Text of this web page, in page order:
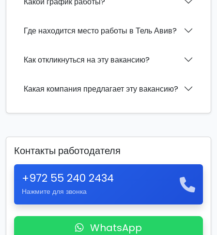
Где находится место работы в Тель Авив?
Как откликнуться на эту вакансию?
Какая компания предлагает эту вакансию?
Контакты работодателя
+972 55 240 2434
Нажмите для звонка
WhatsApp